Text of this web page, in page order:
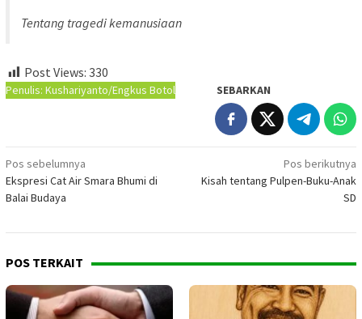
Tentang tragedi kemanusiaan
Post Views: 330
Penulis: Kushariyanto/Engkus Botol SEBARKAN
Navigasi
pos
Pos sebelumnya
Ekspresi Cat Air Smara Bhumi di
Balai Budaya
Pos berikutnya
Kisah tentang Pulpen-Buku-Anak
SD
POS TERKAIT